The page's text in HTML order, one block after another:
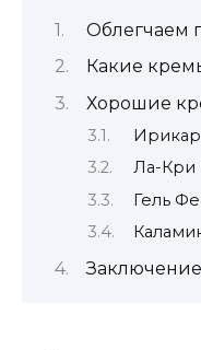
Облегчаем
Какие
Хорошие
Ирикар
Ла-Кри
Гель
Заключение